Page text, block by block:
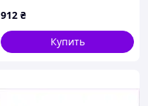
K8B75A1345
912 ₴
Купить